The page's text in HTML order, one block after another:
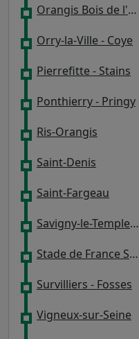
Orangis Bois de l'Épine
Orry-la-Ville - Coye
Pierrefitte - Stains
Ponthierry - Pringy
Ris-Orangis
Saint-Denis
Saint-Fargeau
Savigny-le-Temple - Nandy
Stade de France Saint-Denis
Survilliers - Fosses
Vigneux-sur-Seine